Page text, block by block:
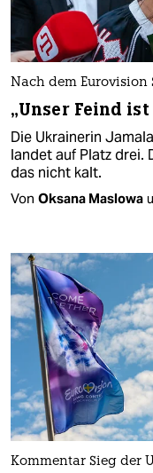
Nach dem Eurovision
„Unser Feind
Die Ukrainerin
landet auf Platz drei.
das nicht kalt.
Von Oksana Maslowa
Kommentar Sieg der